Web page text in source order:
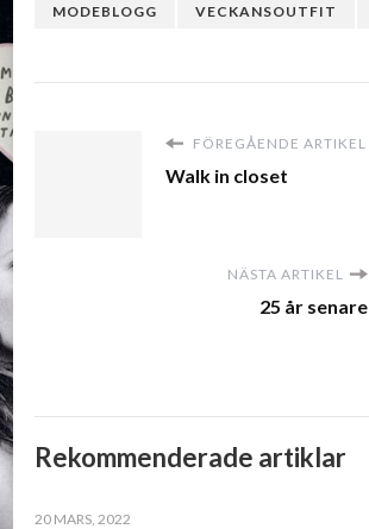
MODEBLOGG VECKANSOUTFIT
FÖREGÅENDE ARTIKEL
Walk in closet
NÄSTA ARTIKEL
25 år senare
Rekommenderade artiklar
20 MARS, 2022